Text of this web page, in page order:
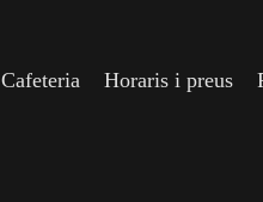
Cafeteria Horaris i preus